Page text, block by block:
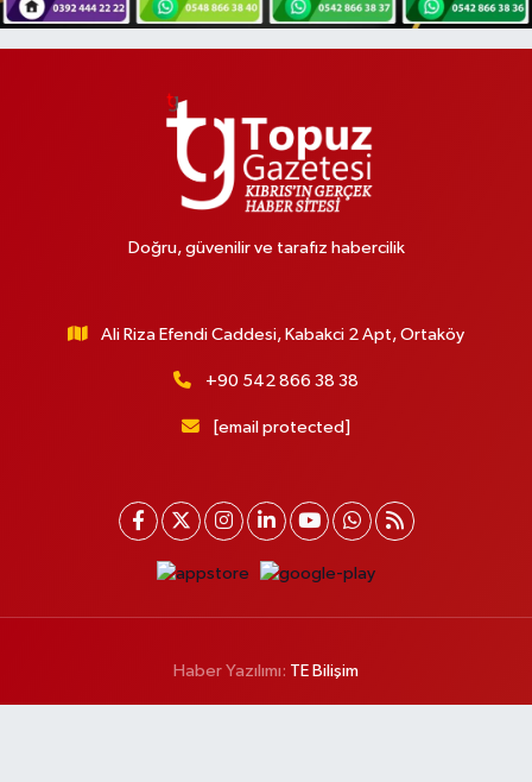
Doğru, güvenilir ve tarafız habercilik
Ali Riza Efendi Caddesi, Kabakci 2 Apt, Ortaköy
+90 542 866 38 38
[email protected]
Haber Yazılımı: TE Bilişim